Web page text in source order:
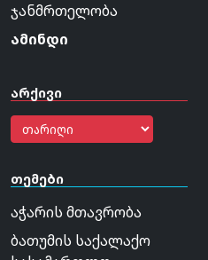
ჯანმრთელობა
ამინდი
არქივი
თემები
აჭარის მთავრობა
ბათუმის საქალაქო